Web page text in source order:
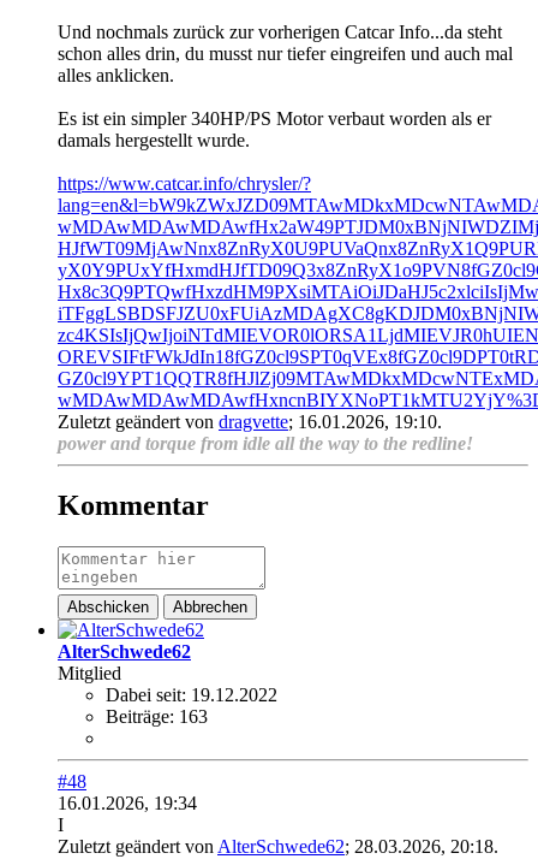
Und nochmals zurück zur vorherigen Catcar Info...da steht
schon alles drin, du musst nur tiefer eingreifen und auch mal
alles anklicken.
Es ist ein simpler 340HP/PS Motor verbaut worden als er
damals hergestellt wurde.
https://www.catcar.info/chrysler/?
Zuletzt geändert von dragvette; 16.01.2026, 19:10.
power and torque from idle all the way to the redline!
Kommentar
Abschicken Abbrechen
AlterSchwede62
Mitglied
Dabei seit: 19.12.2022
Beiträge: 163
#48
16.01.2026, 19:34
I
Zuletzt geändert von AlterSchwede62; 28.03.2026, 20:18.